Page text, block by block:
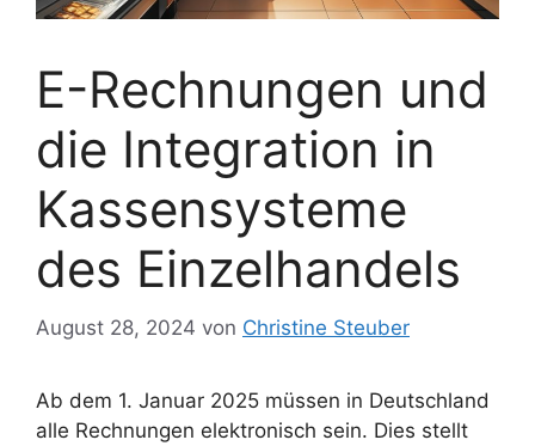
E-Rechnungen und
die Integration in
Kassensysteme
des Einzelhandels
August 28, 2024 von Christine Steuber
Ab dem 1. Januar 2025 müssen in Deutschland
alle Rechnungen elektronisch sein. Dies stellt